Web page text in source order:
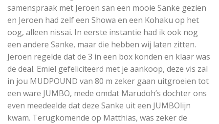
samenspraak met Jeroen san een mooie Sanke gezien
en Jeroen had zelf een Showa en een Kohaku op het
oog, alleen nissai. In eerste instantie had ik ook nog
een andere Sanke, maar die hebben wij laten zitten.
Jeroen regelde dat de 3 in een box konden en klaar was
de deal. Emiel gefeliciteerd met je aankoop, deze vis zal
in jou MUDPOUND van 80 m zeker gaan uitgroeien tot
een ware JUMBO, mede omdat Marudoh’s dochter ons
even meedeelde dat deze Sanke uit een JUMBOlijn
kwam. Terugkomende op Matthias, was zeker de